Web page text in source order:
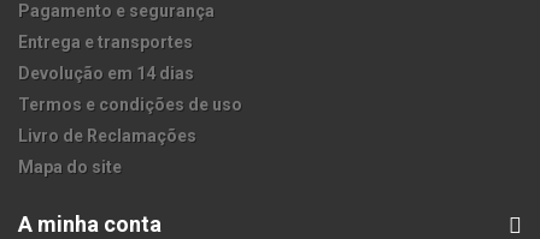
Pagamento e segurança
Entrega e transportes
Devolução em 14 dias
Termos e condições de uso
Livro de Reclamações
Mapa do site
A minha conta